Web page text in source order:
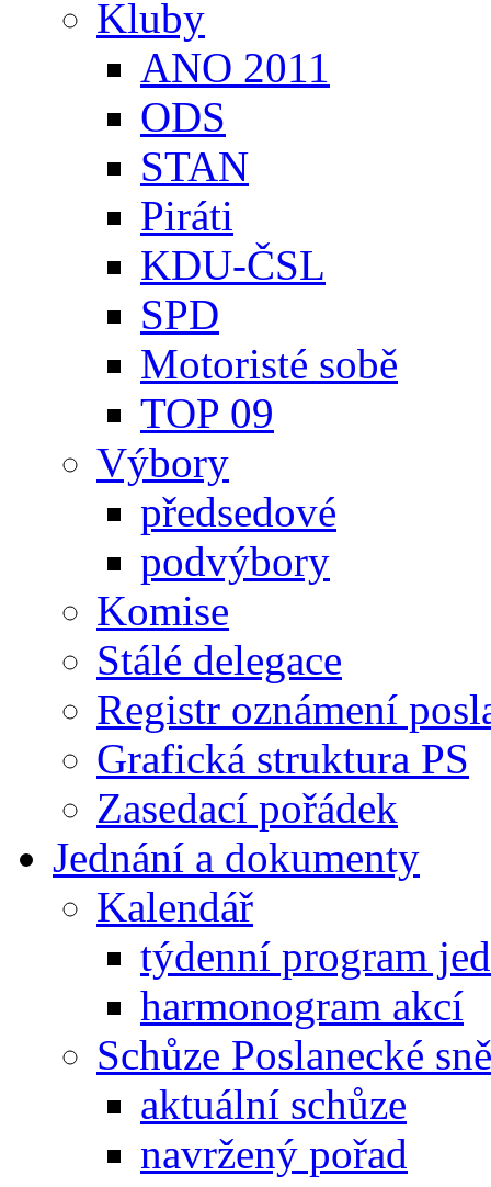
Kluby
ANO 2011
ODS
STAN
Piráti
KDU-ČSL
SPD
Motoristé sobě
TOP 09
Výbory
předsedové
podvýbory
Komise
Stálé delegace
Registr oznámení
Grafická struktura PS
Zasedací pořádek
Jednání a dokumenty
Kalendář
týdenní program
harmonogram akcí
Schůze Poslanecké
aktuální schůze
navržený pořad